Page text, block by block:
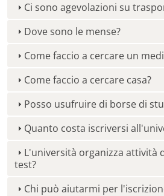
Ci sono agevolazioni su
Dove sono le mense?
Come faccio a cercare un
Come faccio a cercare casa?
Posso usufruire di borse di
Quanto costa iscriversi
L'università organizza attività
test?
Chi può aiutarmi per